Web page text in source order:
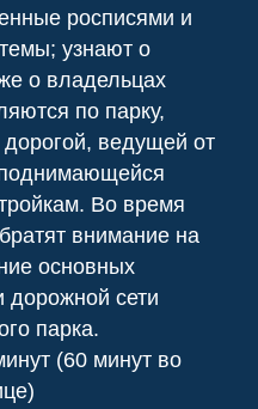
росписями и
узнают о
о владельцах
по парку,
ведущей от
Во время
внимание на
основных
дорожной сети
парка.
(60 минут во